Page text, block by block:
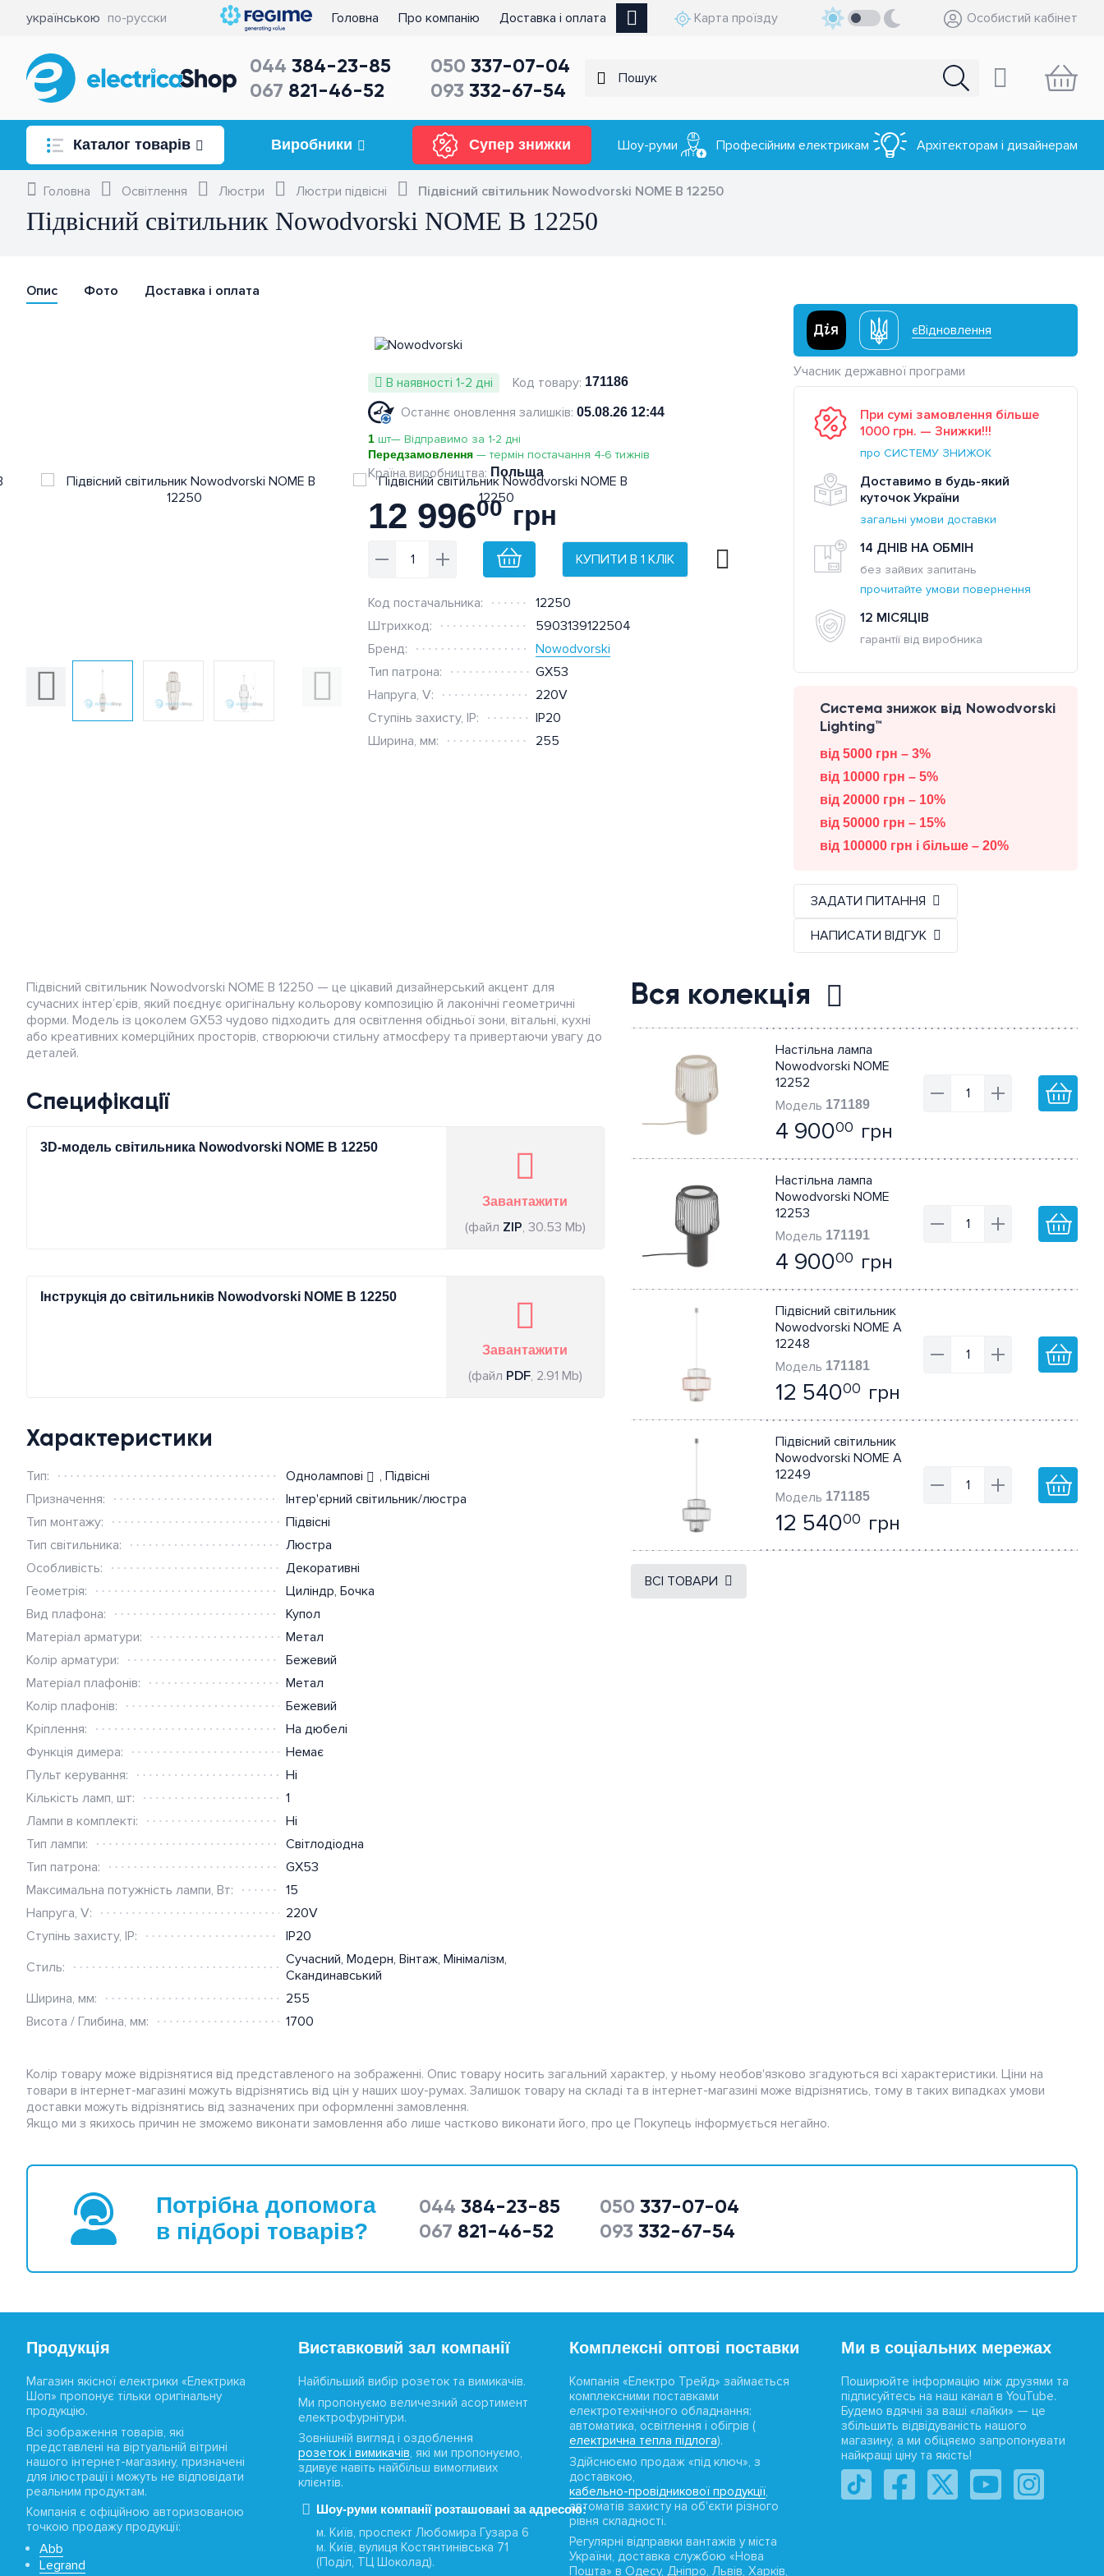
Опис Фото Доставка і оплата
єВідновлення
Учасник державної програми
При сумі замовлення більше
1000 грн. — Знижки!!!
про СИСТЕМУ ЗНИЖОК
Доставимо в будь-який
куточок України
загальні умови доставки
14 ДНІВ НА ОБМІН
без зайвих запитань
прочитайте умови повернення
12 МІСЯЦІВ
гарантії від виробника
Система знижок від Nowodvorski
Lighting™
від 5000 грн – 3%
від 10000 грн – 5%
від 20000 грн – 10%
від 50000 грн – 15%
від 100000 грн і більше – 20%
ЗАДАТИ ПИТАННЯ
НАПИСАТИ ВІДГУК
В наявності 1-2 дні 171186
Останнє оновлення залишків: 05.08.26 12:44
1 шт— Відправимо за 1-2 дні
Передзамовлення — термін постачання 4-6 тижнів
Польща
12 99600 грн
КУПИТИ В 1 КЛІК
Код постачальника:
12250
Штрихкод:
5903139122504
Бренд:
Nowodvorski
Тип патрона:
GX53
Напруга, V:
220V
Ступінь захисту, IP:
IP20
Ширина, мм:
255
Вся колекція
Швидкий
перегляд
Настільна лампа
Nowodvorski NOME
12252
171189
4 90000 грн
Швидкий
перегляд
Настільна лампа
Nowodvorski NOME
12253
171191
4 90000 грн
Підвісний світильник
Nowodvorski NOME A
12248
171181
12 54000 грн
Підвісний світильник
Nowodvorski NOME A
12249
171185
12 54000 грн
ВСІ ТОВАРИ
Підвісний світильник Nowodvorski NOME B 12250 — це цікавий дизайнерський акцент для
сучасних інтер’єрів, який поєднує оригінальну кольорову композицію й лаконічні геометричні
форми. Модель із цоколем GX53 чудово підходить для освітлення обідньої зони, вітальні, кухні
або креативних комерційних просторів, створюючи стильну атмосферу та привертаючи увагу до
деталей.
Специфікації
3D-модель світильника Nowodvorski NOME B 12250
Завантажити
(файл ZIP, 30.53 Mb)
Інструкція до світильників Nowodvorski NOME B 12250
Завантажити
(файл PDF, 2.91 Mb)
Характеристики
Тип: Однолампові , Підвісні
Призначення:
Інтер'єрний світильник/люстра
Тип монтажу:
Підвісні
Тип світильника:
Люстра
Особливість:
Декоративні
Геометрія:
Циліндр, Бочка
Вид плафона:
Купол
Матеріал арматури:
Метал
Колір арматури:
Бежевий
Матеріал плафонів:
Метал
Колір плафонів:
Бежевий
Кріплення:
На дюбелі
Функція димера:
Немає
Пульт керування:
Ні
Кількість ламп, шт:
1
Лампи в комплекті:
Ні
Тип лампи:
Світлодіодна
Тип патрона:
GX53
Максимальна потужність лампи, Вт:
15
Напруга, V:
220V
Ступінь захисту, IP:
IP20
Стиль:
Сучасний, Модерн, Вінтаж, Мінімалізм,
Скандинавський
Ширина, мм:
255
Висота / Глибина, мм:
1700
Колір товару може відрізнятися від представленого на зображенні. Опис товару носить загальний характер, у ньому необов'язково згадуються всі характеристики. Ціни на
товари в інтернет-магазині можуть відрізнятись від цін у наших шоу-румах. Залишок товару на складі та в інтернет-магазині може відрізнятись, тому в таких випадках умови
доставки можуть відрізнятись від зазначених при оформленні замовлення.
Якщо ми з якихось причин не зможемо виконати замовлення або лише частково виконати його, про це Покупець інформується негайно.
Потрібна допомога
в підборі товарів?
044 384-23-85
067 821-46-52
050 337-07-04
093 332-67-54
українською по-русски Головна Про компанію Доставка і оплата Карта проїзду Особистий кабінет
Каталог товарів
Освітлення
Розетки та вимикачі
електричним навантаженням
для електромобілів
Виробники Супер знижки Шоу-руми Професійним електрикам Архітекторам і дизайнерам
044 384-23-85
067 821-46-52
050 337-07-04
093 332-67-54
Головна Освітлення Люстри Люстри підвісні Підвісний світильник Nowodvorski NOME B 12250
Підвісний світильник Nowodvorski NOME B 12250
Продукція
Магазин якісної електрики «Електрика
Шоп» пропонує тільки оригінальну
продукцію.
Всі зображення товарів, які
представлені на віртуальній вітрині
нашого інтернет-магазину, призначені
для ілюстрації і можуть не відповідати
реальним продуктам.
Компанія є офіційною авторизованою
точкою продажу продукції:
Abb
Legrand
Виставковий зал компанії
Найбільший вибір розеток та вимикачів.
Ми пропонуємо величезний асортимент
електрофурнітури.
Зовнішній вигляд і оздоблення
розеток і вимикачів, які ми пропонуємо,
здивує навіть найбільш вимогливих
клієнтів.
Шоу-руми компанії розташовані за адресою:
м. Київ, проспект Любомира Гузара 6
м. Київ, вулиця Костянтинівська 71
(Поділ, ТЦ Шоколад).
Комплексні оптові поставки
Компанія «Електро Трейд» займається
комплексними поставками
електротехнічного обладнання:
автоматика, освітлення і обігрів (
електрична тепла підлога).
Здійснюємо продаж «під ключ», з
доставкою,
кабельно-провідникової продукції
автоматів захисту на об'єкти різного
рівня складності.
Регулярні відправки вантажів у міста
України, доставка службою «Нова
Пошта» в Одесу, Дніпро, Львів, Харків,
Ми в соціальних мережах
Поширюйте інформацію між друзями та
підписуйтесь на наш канал в YouTube.
Будемо вдячні за ваші «лайки» — це
збільшить відвідуваність нашого
магазину, а ми обіцяємо запропонувати
найкращі ціну та якість!